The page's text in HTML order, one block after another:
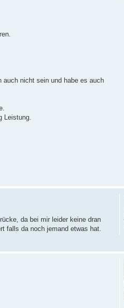
auch nicht sein und habe es auch
Leistung.
da bei mir leider keine dran
falls da noch jemand etwas hat.